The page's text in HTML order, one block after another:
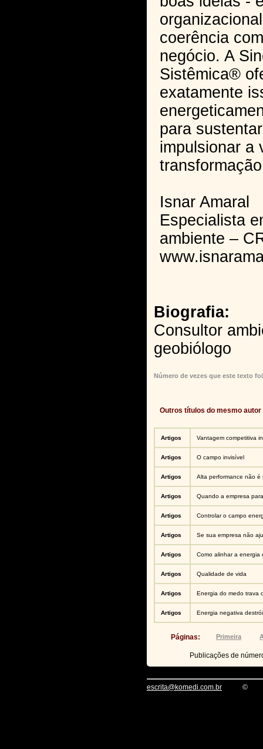
coerência
negócio. A
Sistêmica®
exatamente
para
impulsionar a
Isnar Amaral
Especialista
ambiente –
Biografia:
Consultor
geobiólogo
Número de vezes que este texto
Outros títulos do mesmo autor
Artigos Vantagem competitiva
Artigos O campo invisível
Artigos Alta performance não é
Artigos Quando a empresa
Artigos Controlar o campo
Artigos Se sua empresa não
Artigos Como alinhar a energia
Artigos Qualidade de vida
Artigos Energia do medo trava
Artigos Energia negativa
Páginas: Primeira
Publicações de
escrita@komedi.com.br ©